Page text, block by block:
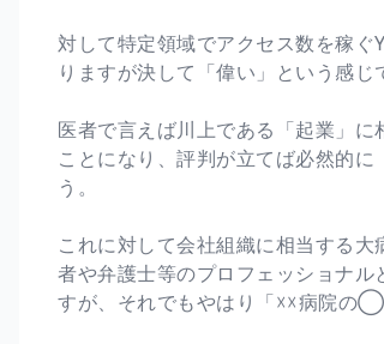
対して特定領域でアクセス数を稼
りますが決して「偉い」という感じ
医者で言えば川上である「起業」
ことになり、評判が立てば必然的
う。
これに対して会社組織に相当する
者や弁護士等のプロフェッショナ
すが、それでもやはり「☓☓病院の